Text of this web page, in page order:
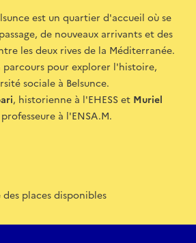
est un quartier d'accueil où se
de nouveaux arrivants et des
les deux rives de la Méditerranée.
parcours pour explorer l'histoire,
sociale à Belsunce.
, historienne à l'EHESS et Muriel
à l'ENSA.M.
places disponibles